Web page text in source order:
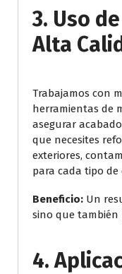
3. Uso
Alta
Trabajamos con
herramientas de
asegurar
que necesites
exteriores,
para cada tipo de
Beneficio: Un
sino que también
4.